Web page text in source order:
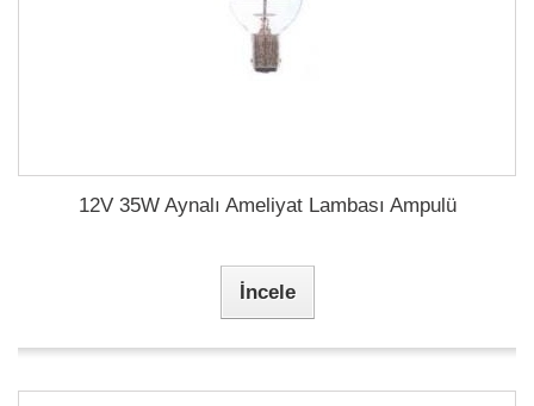
12V 35W Aynalı Ameliyat Lambası Ampulü
İncele